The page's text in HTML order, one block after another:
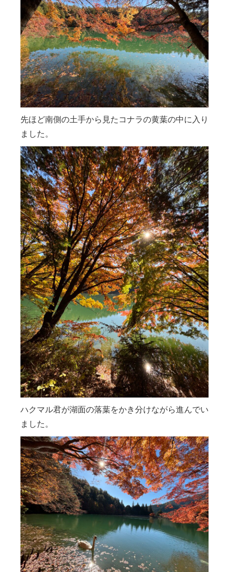
先ほど南側の土手から見たコナラの黄葉の中に入り
ました。
ハクマル君が湖面の落葉をかき分けながら進んでい
ました。